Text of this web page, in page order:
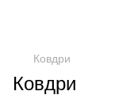
Ковдри
Ковдри